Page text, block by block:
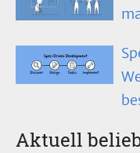
Aktuell